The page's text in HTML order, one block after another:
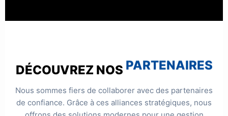
DÉCOUVREZ NOS PARTENAIRES
Nous sommes fiers de collaborer avec des partenaires
de confiance. Grâce à ces alliances stratégiques, nous